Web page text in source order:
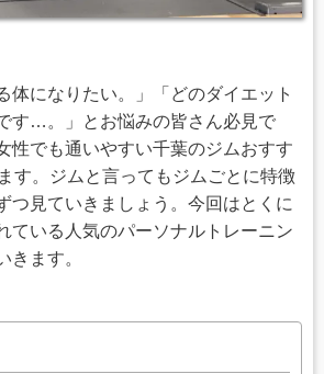
体になりたい。」「どのダイエット
す…。」とお悩みの皆さん必見で
性でも通いやすい千葉のジムおすす
す。ジムと言ってもジムごとに特徴
つ見ていきましょう。今回はとくに
ている人気のパーソナルトレーニン
きます。